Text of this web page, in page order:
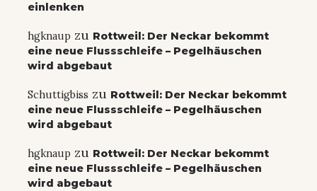
einlenken
hgknaup zu Rottweil: Der Neckar bekommt
eine neue Flussschleife – Pegelhäuschen
wird abgebaut
Schuttigbiss zu Rottweil: Der Neckar bekommt
eine neue Flussschleife – Pegelhäuschen
wird abgebaut
hgknaup zu Rottweil: Der Neckar bekommt
eine neue Flussschleife – Pegelhäuschen
wird abgebaut